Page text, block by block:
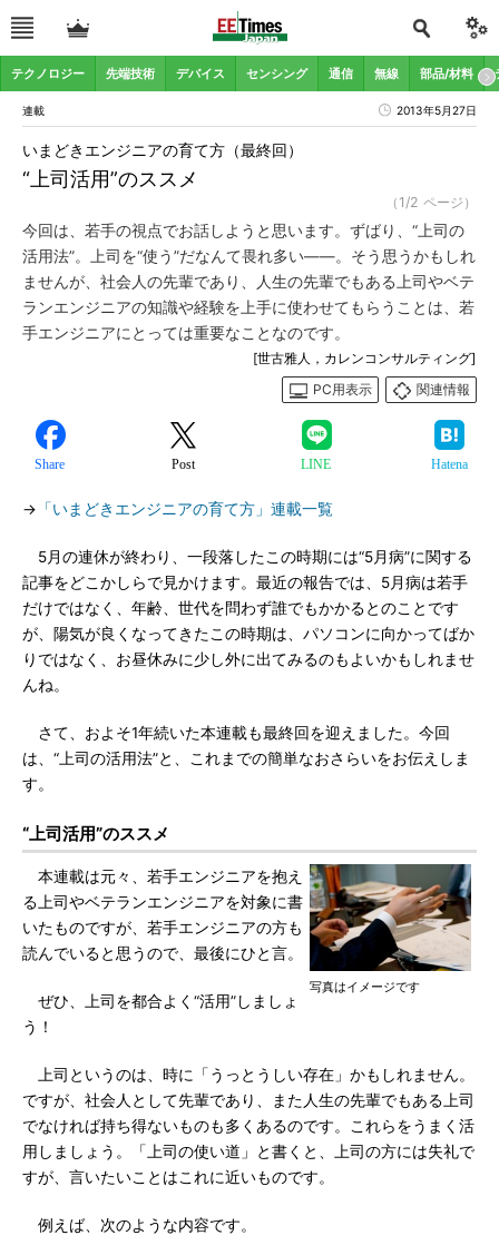
テクノロジー 先端技術 デバイス センシング 通信 無線 部品/材料
連載 2013年5月27日
“上司活用”のススメ
いまどきエンジニアの育て方（最終回）
（1/2 ページ）
今回は、若手の視点でお話しようと思います。ずばり、“上司の
活用法”。上司を“使う”だなんて畏れ多い――。そう思うかもしれ
ませんが、社会人の先輩であり、人生の先輩でもある上司やベテ
ランエンジニアの知識や経験を上手に使わせてもらうことは、若
手エンジニアにとっては重要なことなのです。
[世古雅人，カレンコンサルティング]
PC用表示
関連情報
Share Post LINE Hatena
→ 「いまどきエンジニアの育て方」連載一覧
5月の連休が終わり、一段落したこの時期には“5月病”に関する
記事をどこかしらで見かけます。最近の報告では、5月病は若手
だけではなく、年齢、世代を問わず誰でもかかるとのことです
が、陽気が良くなってきたこの時期は、パソコンに向かってばか
りではなく、お昼休みに少し外に出てみるのもよいかもしれませ
んね。
さて、およそ1年続いた本連載も最終回を迎えました。今回
は、“上司の活用法”と、これまでの簡単なおさらいをお伝えしま
す。
“上司活用”のススメ
写真はイメージです
本連載は元々、若手エンジニアを抱え
る上司やベテランエンジニアを対象に書
いたものですが、若手エンジニアの方も
読んでいると思うので、最後にひと言。
ぜひ、上司を都合よく“活用”しましょ
う！
上司というのは、時に「うっとうしい存在」かもしれません。
ですが、社会人として先輩であり、また人生の先輩でもある上司
でなければ持ち得ないものも多くあるのです。これらをうまく活
用しましょう。「上司の使い道」と書くと、上司の方には失礼で
すが、言いたいことはこれに近いものです。
例えば、次のような内容です。